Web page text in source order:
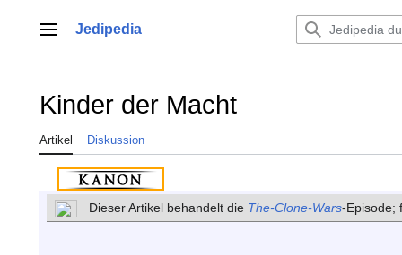
springenHauptmenü
Jedipedia
Kinder der Macht
Artikel Diskussion
Dieser Artikel behandelt die The-Clone-Wars-Episode;